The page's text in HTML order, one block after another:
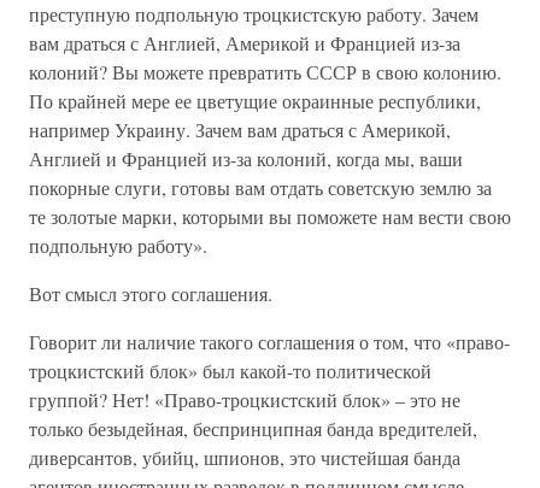
преступную подпольную троцкистскую работу. Зачем
вам драться с Англией, Америкой и Францией из-за
колоний? Вы можете превратить СССР в свою колонию.
По крайней мере ее цветущие окраинные республики,
например Украину. Зачем вам драться с Америкой,
Англией и Францией из-за колоний, когда мы, ваши
покорные слуги, готовы вам отдать советскую землю за
те золотые марки, которыми вы поможете нам вести свою
подпольную работу».
Вот смысл этого соглашения.
Говорит ли наличие такого соглашения о том, что «право-
троцкистский блок» был какой-то политической
группой? Нет! «Право-троцкистский блок» – это не
только безыдейная, беспринципная банда вредителей,
диверсантов, убийц, шпионов, это чистейшая банда